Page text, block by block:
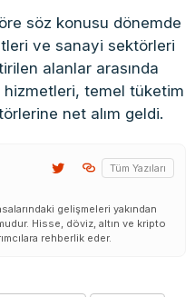
söz konusu dönemde
ve sanayi sektörleri
alanlar arasında
hizmetleri, temel tüketim
net alım geldi.
Tüm Yazıları
gelişmeleri yakından
Hisse, döviz, altın ve kripto
rehberlik eder.